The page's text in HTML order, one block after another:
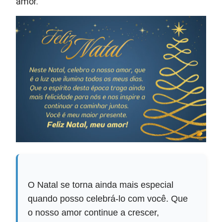
O Natal se torna ainda mais especial
quando posso celebrá-lo com você. Que
o nosso amor continue a crescer,